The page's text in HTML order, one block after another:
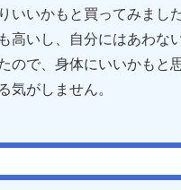
いいかもと買ってみまし
高いし、自分にはあわな
ので、身体にいいかもと
気がしません。